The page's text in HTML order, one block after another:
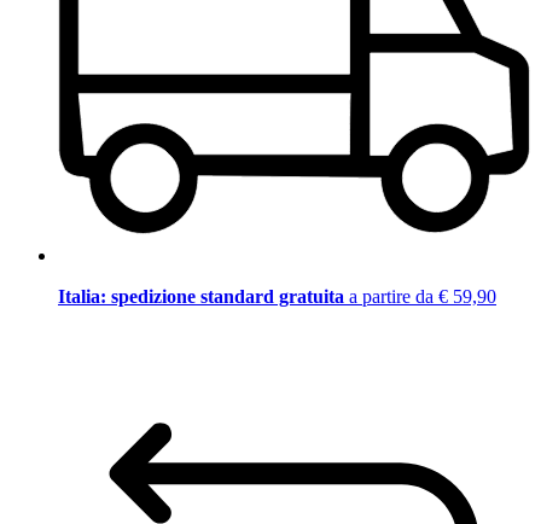
Italia: spedizione standard gratuita a partire da € 59,90